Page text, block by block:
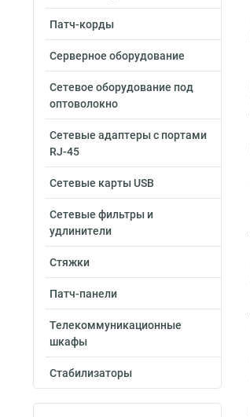
Патч-корды
Серверное оборудование
Сетевое оборудование под
оптоволокно
Сетевые адаптеры с портами
RJ-45
Сетевые карты USB
Сетевые фильтры и
удлинители
Стяжки
Патч-панели
Телекоммуникационные
шкафы
Стабилизаторы